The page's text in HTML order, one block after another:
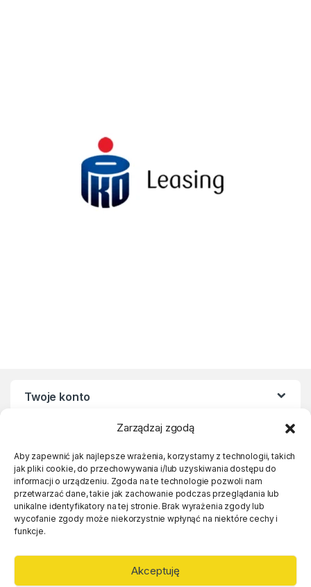
Zarządzaj zgodą
Aby zapewnić jak najlepsze wrażenia, korzystamy z technologii, takich
jak pliki cookie, do przechowywania i/lub uzyskiwania dostępu do
informacji o urządzeniu. Zgoda na te technologie pozwoli nam
przetwarzać dane, takie jak zachowanie podczas przeglądania lub
unikalne identyfikatory na tej stronie. Brak wyrażenia zgody lub
wycofanie zgody może niekorzystnie wpłynąć na niektóre cechy i
funkcje.
Akceptuję
Twoje konto
Linki